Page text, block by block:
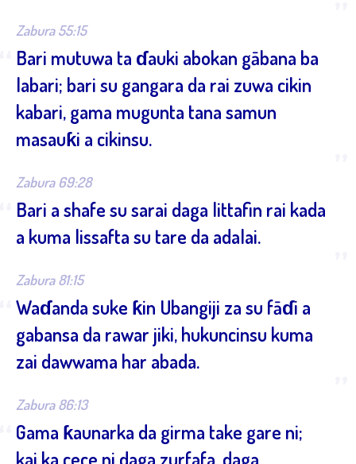
Zabura 55:15
Bari mutuwa ta ɗauki abokan gābana ba
labari; bari su gangara da rai zuwa cikin
kabari, gama mugunta tana samun
masauƙi a cikinsu.
Zabura 69:28
Bari a shafe su sarai daga littafin rai kada
a kuma lissafta su tare da adalai.
Zabura 81:15
Waɗanda suke ƙin Ubangiji za su fāɗi a
gabansa da rawar jiki, hukuncinsu kuma
zai dawwama har abada.
Zabura 86:13
Gama ƙaunarka da girma take gare ni;
kai ka cece ni daga zurfafa, daga